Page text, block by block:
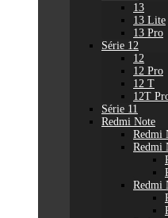
13
13 Lite
13 Pro
Série 12
12
12 Pro
12 T
12T
Série 11
Redmi Note
Redmi
Redmi
Redmi